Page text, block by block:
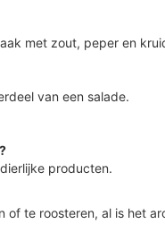
met zout, peper en
van een salade.
producten.
te roosteren, al is het